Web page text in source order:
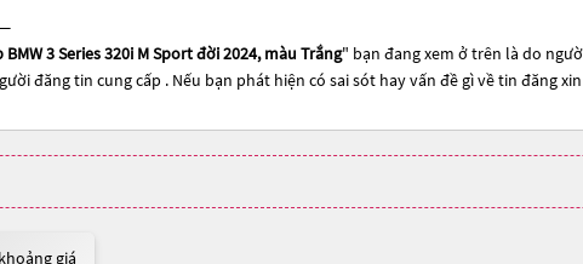
BMW 3 Series 320i M Sport đời 2024, màu Trắng" bạn đang xem ở trên là do
đăng tin cung cấp . Nếu bạn phát hiện có sai sót hay vấn đề gì về tin đăng
giá